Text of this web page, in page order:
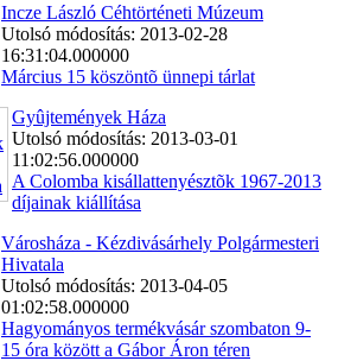
Incze László Céhtörténeti Múzeum
Utolsó módosítás: 2013-02-28
16:31:04.000000
Március 15 köszöntõ ünnepi tárlat
Gyûjtemények Háza
Utolsó módosítás: 2013-03-01
11:02:56.000000
A Colomba kisállattenyésztõk 1967-2013
díjainak kiállítása
Városháza - Kézdivásárhely Polgármesteri
Hivatala
Utolsó módosítás: 2013-04-05
01:02:58.000000
Hagyományos termékvásár szombaton 9-
15 óra között a Gábor Áron téren